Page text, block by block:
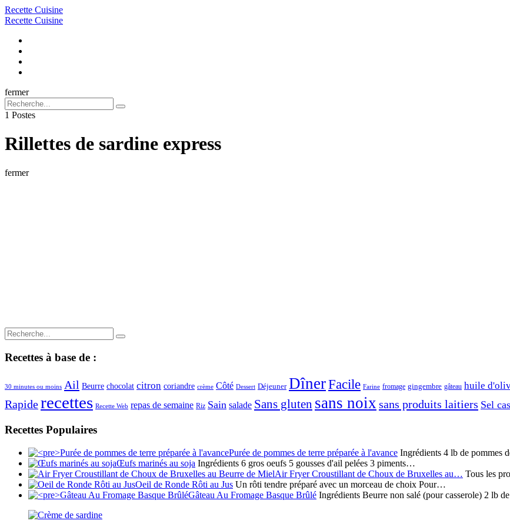
Menu
Recette Cuisine
Recherche
Menu
Recette Cuisine
Recherche
fermer
Recherche
pour:
Recherche
1 Postes
Rillettes de sardine express
fermer
Recherche
pour:
Recherche
Recettes à base de :
30 minutes ou moins Ail Beurre chocolat citron coriandre crème Côté Dessert Déjeuner DînerFacile Farine fromage gingembre gâteau huile
Rapiderecettes Recette Web repas de semaine Riz Sain salade Sans gluten sans noixsans produits laitiers Sel
Recettes Populaires
Purée de pommes de terre préparée à l'avance Ingrédients 4 lb de pommes
Œufs marinés au soja Ingrédients 6 gros oeufs 5 gousses d'ail pelées 3 piments…
Air Fryer Croustillant de Choux de Bruxelles au… Tous les
Oeil de Ronde Rôti au Jus Un rôti tendre préparé avec un morceau de choix Pour…
Gâteau Au Fromage Basque Brûlé Ingrédients Beurre non salé (pour casserole) 2 lb